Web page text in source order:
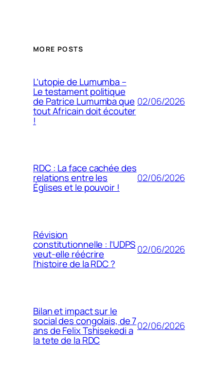
MORE POSTS
L’utopie de Lumumba –
Le testament politique
de Patrice Lumumba que
tout Africain doit écouter
!
02/06/2026
RDC : La face cachée des
relations entre les
Églises et le pouvoir !
02/06/2026
Révision
constitutionnelle : l’UDPS
veut-elle réécrire
l’histoire de la RDC ?
02/06/2026
Bilan et impact sur le
social des congolais, de 7
ans de Felix Tshisekedi a
la tete de la RDC
02/06/2026